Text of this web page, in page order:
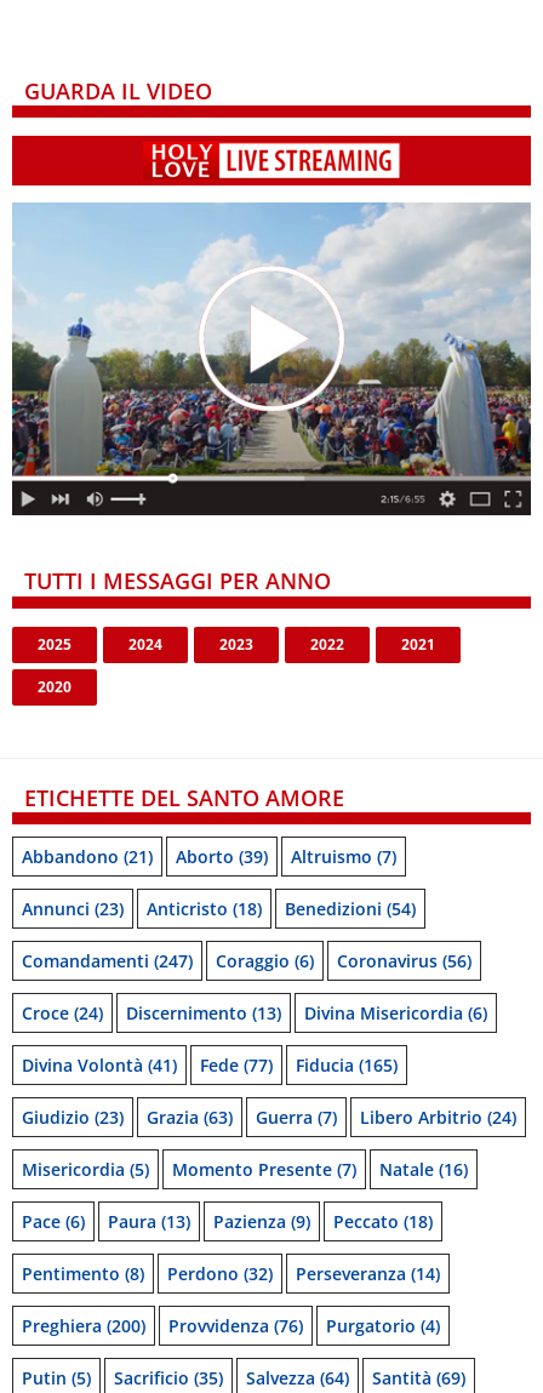
GUARDA IL VIDEO
TUTTI I MESSAGGI PER ANNO
2025 2024 2023 2022 2021
2020
ETICHETTE DEL SANTO AMORE
Abbandono (21) Aborto (39) Altruismo (7)
Annunci (23) Anticristo (18) Benedizioni (54)
Comandamenti (247) Coraggio (6) Coronavirus (56)
Croce (24) Discernimento (13) Divina Misericordia (6)
Divina Volontà (41) Fede (77) Fiducia (165)
Giudizio (23) Grazia (63) Guerra (7) Libero Arbitrio (24)
Misericordia (5) Momento Presente (7) Natale (16)
Pace (6) Paura (13) Pazienza (9) Peccato (18)
Pentimento (8) Perdono (32) Perseveranza (14)
Preghiera (200) Provvidenza (76) Purgatorio (4)
Putin (5) Sacrificio (35) Salvezza (64) Santità (69)